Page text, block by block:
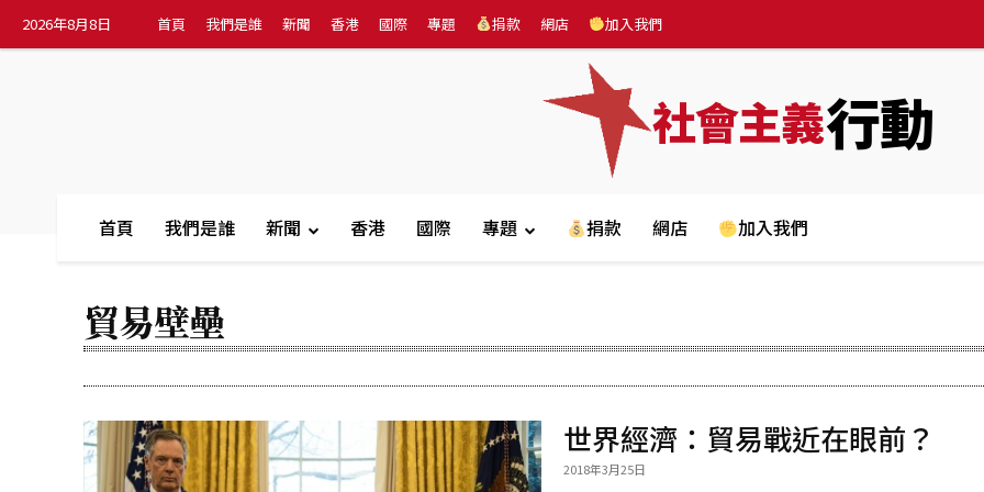
2026年8月8日 首頁 我們是誰 新聞 香港 國際 專題 捐款 網店 加入我們
社會主義行動
首頁 我們是誰 新聞 香港 國際 專題 捐款 網店 加入我們
貿易壁壘
世界經濟：貿易戰近在眼前？
2018年3月25日